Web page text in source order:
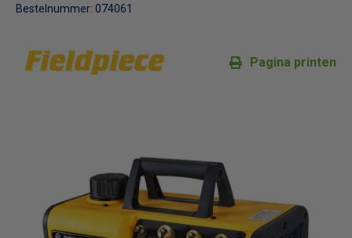
Bestelnummer: 074061
Pagina printen